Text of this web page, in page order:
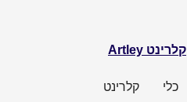
קלרינט Artley
כלי קלרינט